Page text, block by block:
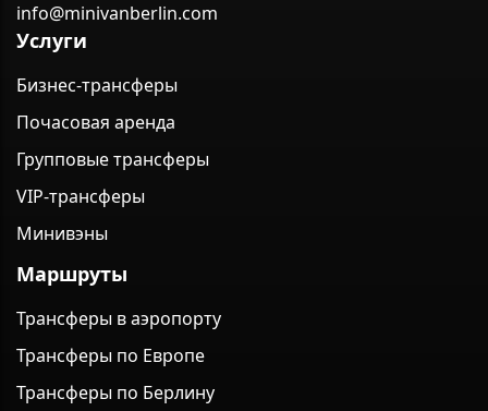
info@minivanberlin.com
Услуги
Бизнес-трансферы
Почасовая аренда
Групповые трансферы
VIP-трансферы
Минивэны
Маршруты
Трансферы в аэропорту
Трансферы по Европе
Трансферы по Берлину